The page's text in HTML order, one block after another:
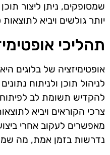
שמסופקים, ניתן ליצור
יותר גולשים ויביא
תהליכי
אופטימיזציה של בלוגים
לניהול תוכן ולניתוח
להקדיש תשומת לב לפיתוח
צרכי הקוראים ויביא
מאפשרים לעקוב אחרי
נדרשות בזמן אמת, מה